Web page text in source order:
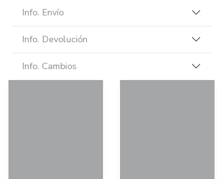
Info. Envío
Info. Devolución
Info. Cambios